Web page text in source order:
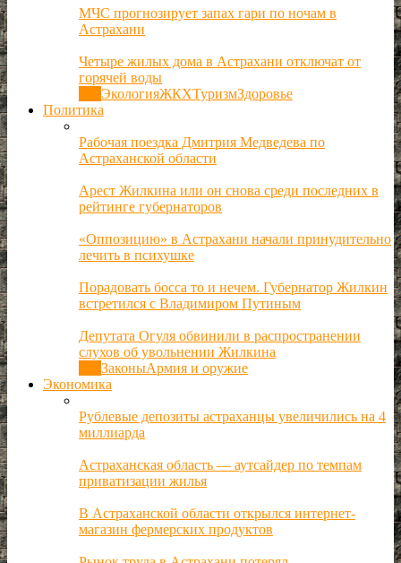
МЧС прогнозирует запах гари по ночам в
Астрахани
Четыре жилых дома в Астрахани отключат от
горячей воды
ЭкологияЖКХТуризмЗдоровье
Политика
Рабочая поездка Дмитрия Медведева по
Астраханской области
Арест Жилкина или он снова среди последних в
рейтинге губернаторов
«Оппозицию» в Астрахани начали принудительно
лечить в психушке
Порадовать босса то и нечем. Губернатор Жилкин
встретился с Владимиром Путиным
Депутата Огуля обвинили в распространении
слухов об увольнении Жилкина
ЗаконыАрмия и оружие
Экономика
Рублевые депозиты астраханцы увеличились на 4
миллиарда
Астраханская область — аутсайдер по темпам
приватизации жилья
В Астраханской области открылся интернет-
магазин фермерских продуктов